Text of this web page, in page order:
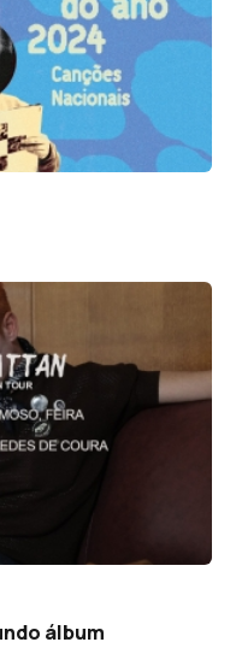
álbum